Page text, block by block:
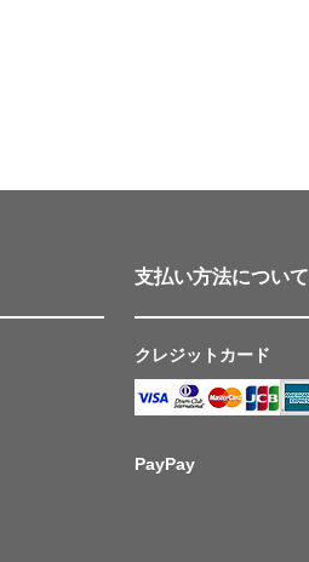
支払い方法について
クレジットカード
PayPay